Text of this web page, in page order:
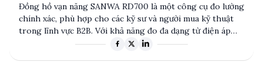
Đồng hồ vạn năng SANWA RD700 là một công cụ đo lường
chính xác, phù hợp cho các kỹ sư và người mua kỹ thuật
trong lĩnh vực B2B. Với khả năng đo đa dạng từ điện áp
DC/AC, dòng điện đến điện trở và điện dung, sản phẩm